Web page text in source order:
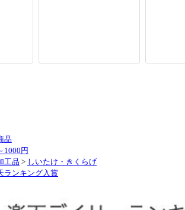
品
1000円
工品 > しいたけ・きくらげ
ランキング入賞